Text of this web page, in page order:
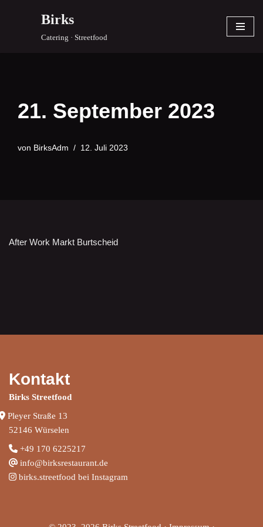
Birks
Catering · Streetfood
21. September 2023
von BirksAdm 12. Juli 2023
After Work Markt Burtscheid
Kontakt
Birks Streetfood
Pleyer Straße 13
52146 Würselen
+49 170 6225217
info@birksrestaurant.de
birks.streetfood bei Instagram